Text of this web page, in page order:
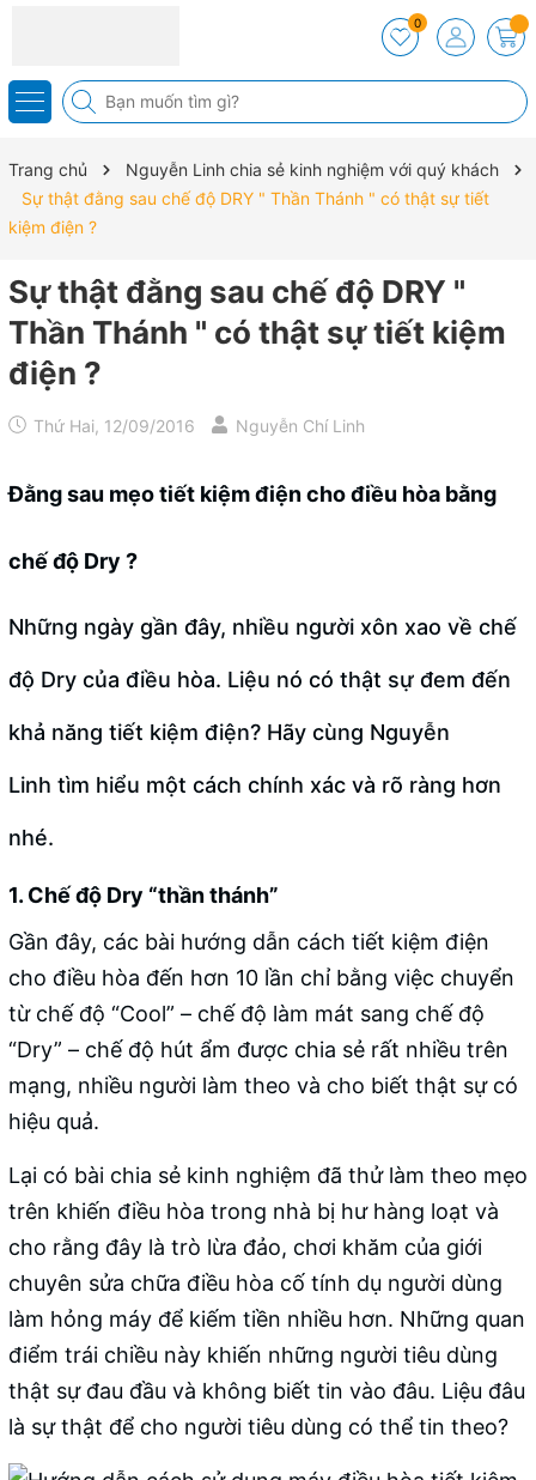
0
Trang chủ
Nguyễn Linh chia sẻ kinh nghiệm với quý khách
Sự thật đằng sau chế độ DRY " Thần Thánh " có thật sự tiết
kiệm điện ?
Sự thật đằng sau chế độ DRY "
Thần Thánh " có thật sự tiết kiệm
điện ?
Thứ Hai, 12/09/2016 Nguyễn Chí Linh
Đằng sau mẹo tiết kiệm điện cho điều hòa bằng
chế độ Dry ?
Những ngày gần đây, nhiều người xôn xao về chế
độ Dry của điều hòa. Liệu nó có thật sự đem đến
khả năng tiết kiệm điện? Hãy cùng Nguyễn
Linh tìm hiểu một cách chính xác và rõ ràng hơn
nhé.
1. Chế độ Dry “thần thánh”
Gần đây, các bài hướng dẫn cách tiết kiệm điện
cho điều hòa đến hơn 10 lần chỉ bằng việc chuyển
từ chế độ “Cool” – chế độ làm mát sang chế độ
“Dry” – chế độ hút ẩm được chia sẻ rất nhiều trên
mạng, nhiều người làm theo và cho biết thật sự có
hiệu quả.
Lại có bài chia sẻ kinh nghiệm đã thử làm theo mẹo
trên khiến điều hòa trong nhà bị hư hàng loạt và
cho rằng đây là trò lừa đảo, chơi khăm của giới
chuyên sửa chữa điều hòa cố tính dụ người dùng
làm hỏng máy để kiếm tiền nhiều hơn. Những quan
điểm trái chiều này khiến những người tiêu dùng
thật sự đau đầu và không biết tin vào đâu. Liệu đâu
là sự thật để cho người tiêu dùng có thể tin theo?